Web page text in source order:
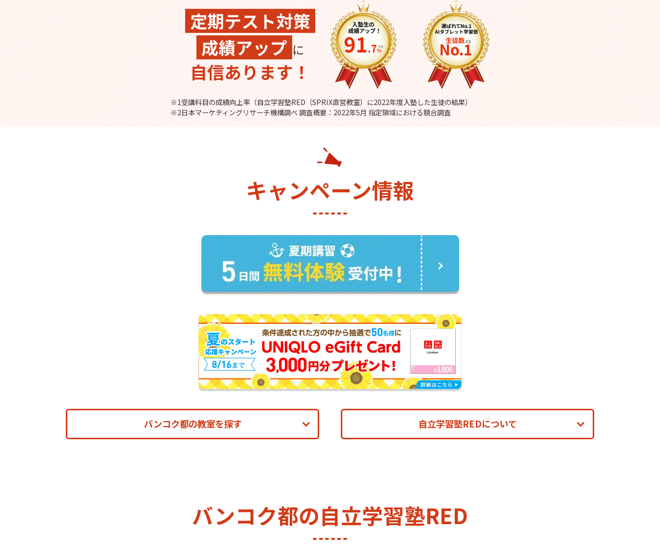
定期テスト対策
成績アップ に
自信あります！
※1受講科目の成績向上率（自立学習塾RED（SPRIX直営教室）に2022年度入塾した生徒の結果）
※2日本マーケティングリサーチ機構調べ 調査概要：2022年5月 指定領域における競合調査
キャンペーン情報
バンコク都の教室を探す 自立学習塾REDについて
バンコク都の自立学習塾RED